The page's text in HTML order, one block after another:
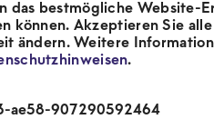
Unsere Lösungen
das bestmögliche Website-
können. Akzeptieren Sie
ändern. Weitere
.
ae58-907290592464